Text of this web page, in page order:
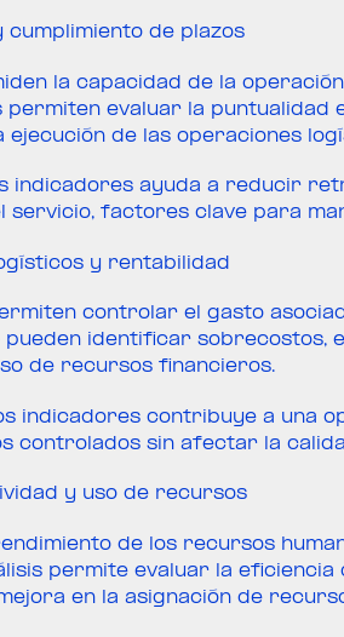
de plazos
la capacidad de la
evaluar la puntualidad
de las operaciones
indicadores ayuda a reducir
servicio, factores clave para
y rentabilidad
controlar el gasto
identificar sobrecostos,
de recursos financieros.
indicadores contribuye a una
controlados sin afectar la
y uso de recursos
de los recursos
permite evaluar la
en la asignación de